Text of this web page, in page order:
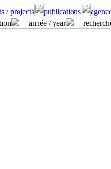
/ projects publications
année / year